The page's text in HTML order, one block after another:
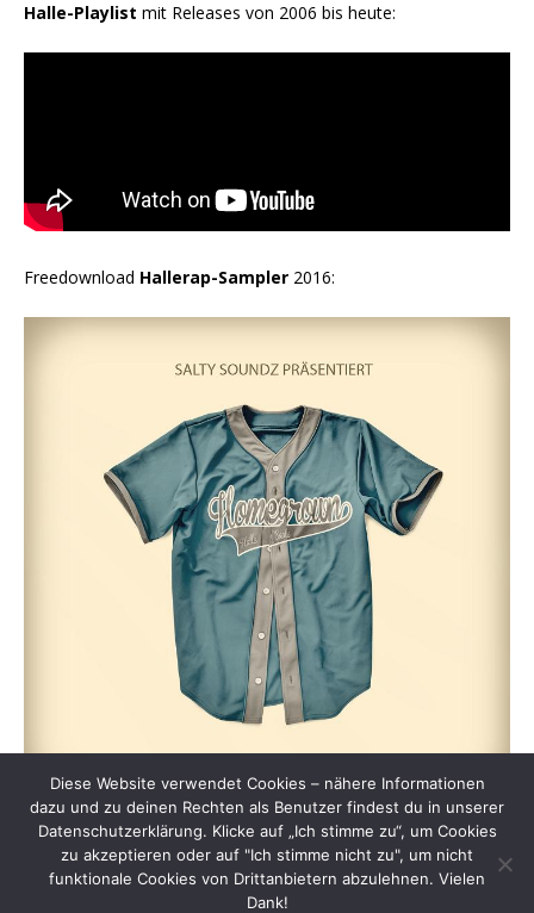
Halle-Playlist mit Releases von 2006 bis heute:
Freedownload Hallerap-Sampler 2016:
Diese Website verwendet Cookies – nähere Informationen
dazu und zu deinen Rechten als Benutzer findest du in unserer
Datenschutzerklärung. Klicke auf „Ich stimme zu“, um Cookies
zu akzeptieren oder auf "Ich stimme nicht zu", um nicht
funktionale Cookies von Drittanbietern abzulehnen. Vielen
Dank!